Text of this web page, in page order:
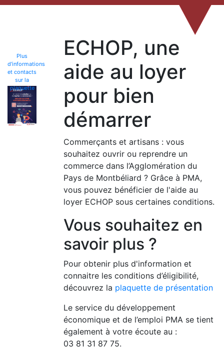
Plus
d'informations
et contacts
sur la
plaquette
ECHOP, une
aide au loyer
pour bien
démarrer
Commerçants et artisans : vous
souhaitez ouvrir ou reprendre un
commerce dans l’Agglomération du
Pays de Montbéliard ? Grâce à PMA,
vous pouvez bénéficier de l'aide au
loyer ECHOP sous certaines conditions.
Vous souhaitez en
savoir plus ?
Pour obtenir plus d'information et
connaitre les conditions d’éligibilité,
découvrez la plaquette de présentation
Le service du développement
économique et de l’emploi PMA se tient
également à votre écoute au :
03 81 31 87 75.